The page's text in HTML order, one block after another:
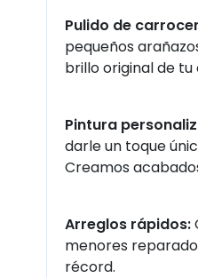
Pulido de
pequeños
brillo original de tu
Pintura
darle un toque
Creamos
Arreglos rápidos:
menores
récord.